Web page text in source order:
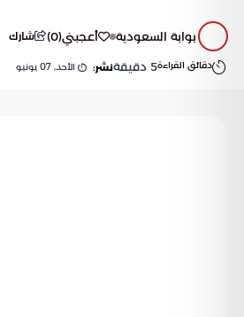
بوابة السعودية أعجبني(
0
) شارك
دقائق القراءة5 دقيقةنشر: الأحد, 07 يونيو